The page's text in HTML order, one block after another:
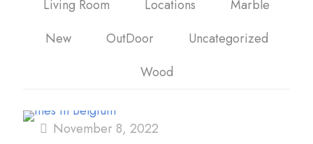
Living Room
Locations
Marble
New
OutDoor
Uncategorized
Wood
November 8, 2022